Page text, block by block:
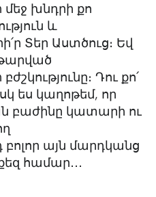
մեջ խնդրի քո
և
Տեր Աստծուց։ Եվ
Դու քո՛
ես կաղոթեմ, որ
բաժինը կատարի ու
բոլոր այն մարդկանց
համար․․․